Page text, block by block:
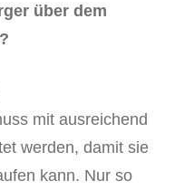
über dem
mit ausreichend
werden, damit sie
kann. Nur so